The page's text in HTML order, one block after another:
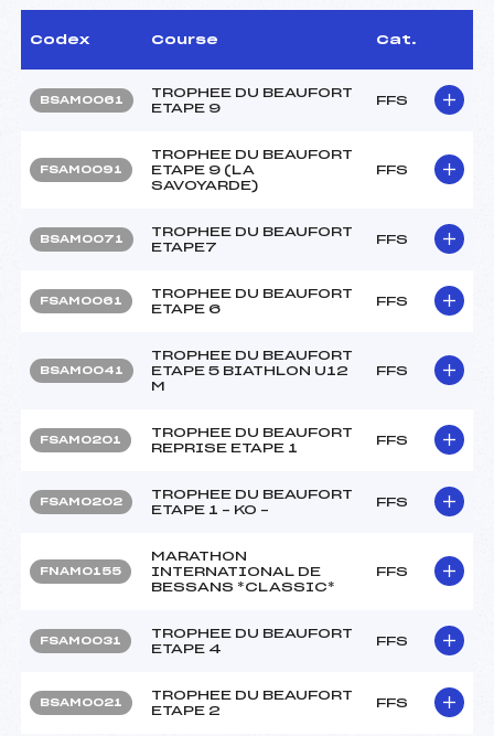
Codex Course Cat.
BSAM0061
TROPHEE DU BEAUFORT
ETAPE 9
FFS
FSAM0091
TROPHEE DU BEAUFORT
ETAPE 9 (LA
SAVOYARDE)
FFS
BSAM0071
TROPHEE DU BEAUFORT
ETAPE7
FFS
FSAM0061
TROPHEE DU BEAUFORT
ETAPE 6
FFS
BSAM0041
TROPHEE DU BEAUFORT
ETAPE 5 BIATHLON U12
M
FFS
FSAM0201
TROPHEE DU BEAUFORT
REPRISE ETAPE 1
FFS
FSAM0202
TROPHEE DU BEAUFORT
ETAPE 1 – KO –
FFS
FNAM0155
MARATHON
INTERNATIONAL DE
BESSANS *CLASSIC*
FFS
FSAM0031
TROPHEE DU BEAUFORT
ETAPE 4
FFS
BSAM0021
TROPHEE DU BEAUFORT
ETAPE 2
FFS